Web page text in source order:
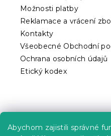
Abychom zajistili správné
Možnosti platby
Reklamace a vrácení
Kontakty
Všeobecné Obchodní
Ochrana osobních údajů
Etický kodex